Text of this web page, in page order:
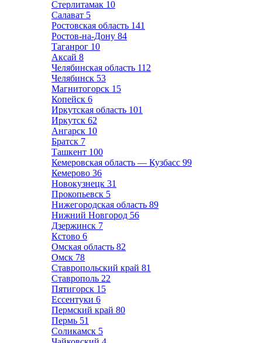
Стерлитамак 10
Салават 5
Ростовская область 141
Ростов-на-Дону 84
Таганрог 10
Аксай 8
Челябинская область 112
Челябинск 53
Магнитогорск 15
Копейск 6
Иркутская область 101
Иркутск 62
Ангарск 10
Братск 7
Ташкент 100
Кемеровская область — Кузбасс 99
Кемерово 36
Новокузнецк 31
Прокопьевск 5
Нижегородская область 89
Нижний Новгород 56
Дзержинск 7
Кстово 6
Омская область 82
Омск 78
Ставропольский край 81
Ставрополь 22
Пятигорск 15
Ессентуки 6
Пермский край 80
Пермь 51
Соликамск 5